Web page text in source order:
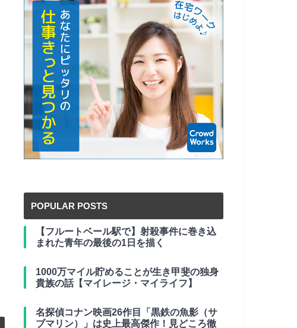
POPULAR POSTS
【フルートベール駅で】射殺事件に巻き込
まれた青年の最後の1日を描く
1000万マイル貯めることが生き甲斐の独身
貴族の話【マイレージ・マイライフ】
名探偵コナン映画26作目「黒鉄の魚影（サ
ブマリン）」は史上最高傑作！見どころ徹